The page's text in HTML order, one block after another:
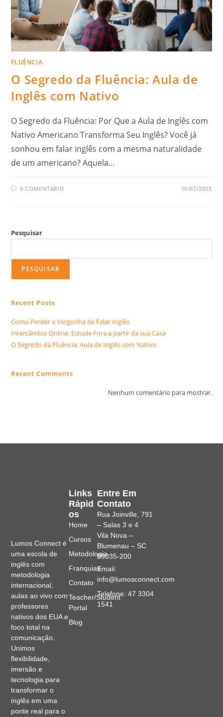
FLUÊNCIA
O Segredo da Fluência: Aula de
Inglês com Nativo
O Segredo da Fluência: Por Que a Aula de Inglês com
Nativo Americano Transforma Seu Inglês? Você já
sonhou em falar inglês com a mesma naturalidade
de um americano? Aquela…
0 COMENTÁRIO 10/07/2025
Pesquisar
PESQUISAR
Recent Posts
Como Perder a Vergonha de Falar Inglês
Intercâmbio Online: Estude Fora a partir da sua Casa
O Segredo da Fluência: Aula de Inglês com Nativo
Recent Comments
Nenhum comentário para mostrar.
Lumos Connect é
uma escola de
inglês com
metodologia
internacional,
aulas ao vivo com
professores
nativos dos EUA e
foco total na
comunicação.
Unimos
flexibilidade,
imersão e
tecnologia para
transformar o
inglês em uma
ponte real para o
Links
Rápid
Os
Home
Cursos
Metodologia
Franquias
Contato
Teacher/Student
Portal
Blog
Entre Em
Contato
Rua Joinville, 791
– Salas 3 e 4
Vila Nova –
Blumenau – SC
89035-200
Email:
info@lumosconnect.com
Telefone: 47 3304
1541